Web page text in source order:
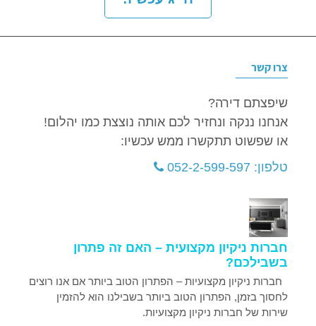
צרו קשר
שיפצתם דירה?
אנחנו ננקה ונחזיר לכם אותה נוצצת כמו יהלום!
או שפשוט תתקשרו ממש עכשיו:
טלפון: 052-2-599-597
חברות ניקיון מקצועית – האם זה פתרון
בשבילכם?
חברות ניקיון מקצועיות – הפתרון הטוב ביותר אם אנו רוצים
לחסוך בזמן, הפתרון הטוב ביותר בשבילנו הוא להזמין
שירות של חברות ניקיון מקצועיות.